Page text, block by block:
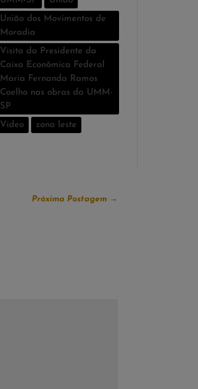
União dos Movimentos de
Moradia
Visita da Presidente da
Caixa Econômica Federal
Maria Fernanda Ramos
Coelho nas obras da UMM-
SP
Vídeo zona leste
Próxima Postagem→